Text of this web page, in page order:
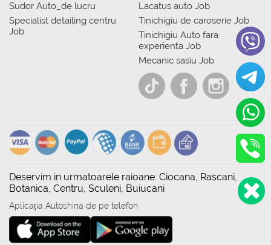
Sudor Auto_de lucru
Specialist detailing centru
Job
Lacatus auto Job
Tinichigiu de caroserie Job
Tinichigiu Auto fara
experienta Job
Mecanic sasiu Job
Deservim in urmatoarele raioane: Ciocana, Rascani,
Botanica, Centru, Sculeni, Buiucani
Aplicația Autoshina de pe telefon